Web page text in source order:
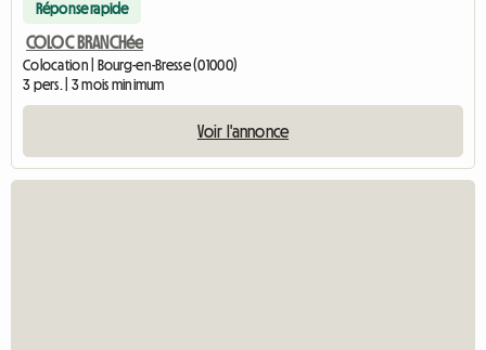
Réponse rapide
COLOC BRANCHée
Colocation | Bourg-en-Bresse (01000)
3 pers. | 3 mois minimum
Voir l'annonce